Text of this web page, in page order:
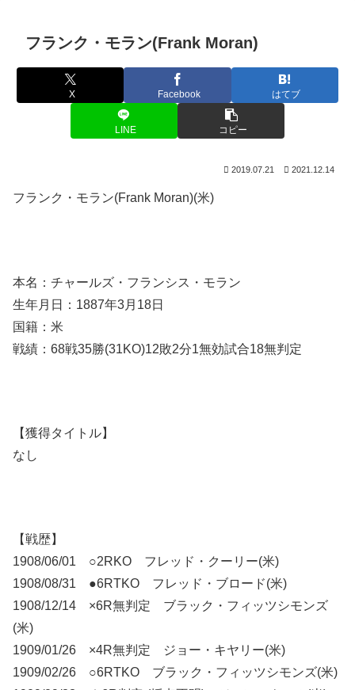
フランク・モラン(Frank Moran)
X Facebook はてブ
LINE コピー
2019.07.21 2021.12.14
フランク・モラン(Frank Moran)(米)
本名：チャールズ・フランシス・モラン
生年月日：1887年3月18日
国籍：米
戦績：68戦35勝(31KO)12敗2分1無効試合18無判定
【獲得タイトル】
なし
【戦歴】
1908/06/01 ○2RKO フレッド・クーリー(米)
1908/08/31 ●6RTKO フレッド・ブロード(米)
1908/12/14 ×6R無判定 ブラック・フィッツシモンズ
(米)
1909/01/26 ×4R無判定 ジョー・キヤリー(米)
1909/02/26 ○6RTKO ブラック・フィッツシモンズ(米)